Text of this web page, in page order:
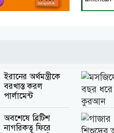
ইরানের অর্থমন্ত্রীকে
বরখাস্ত করল
পার্লামেন্ট
অবশেষে ব্রিটিশ
নাগরিকত্ব ফিরে